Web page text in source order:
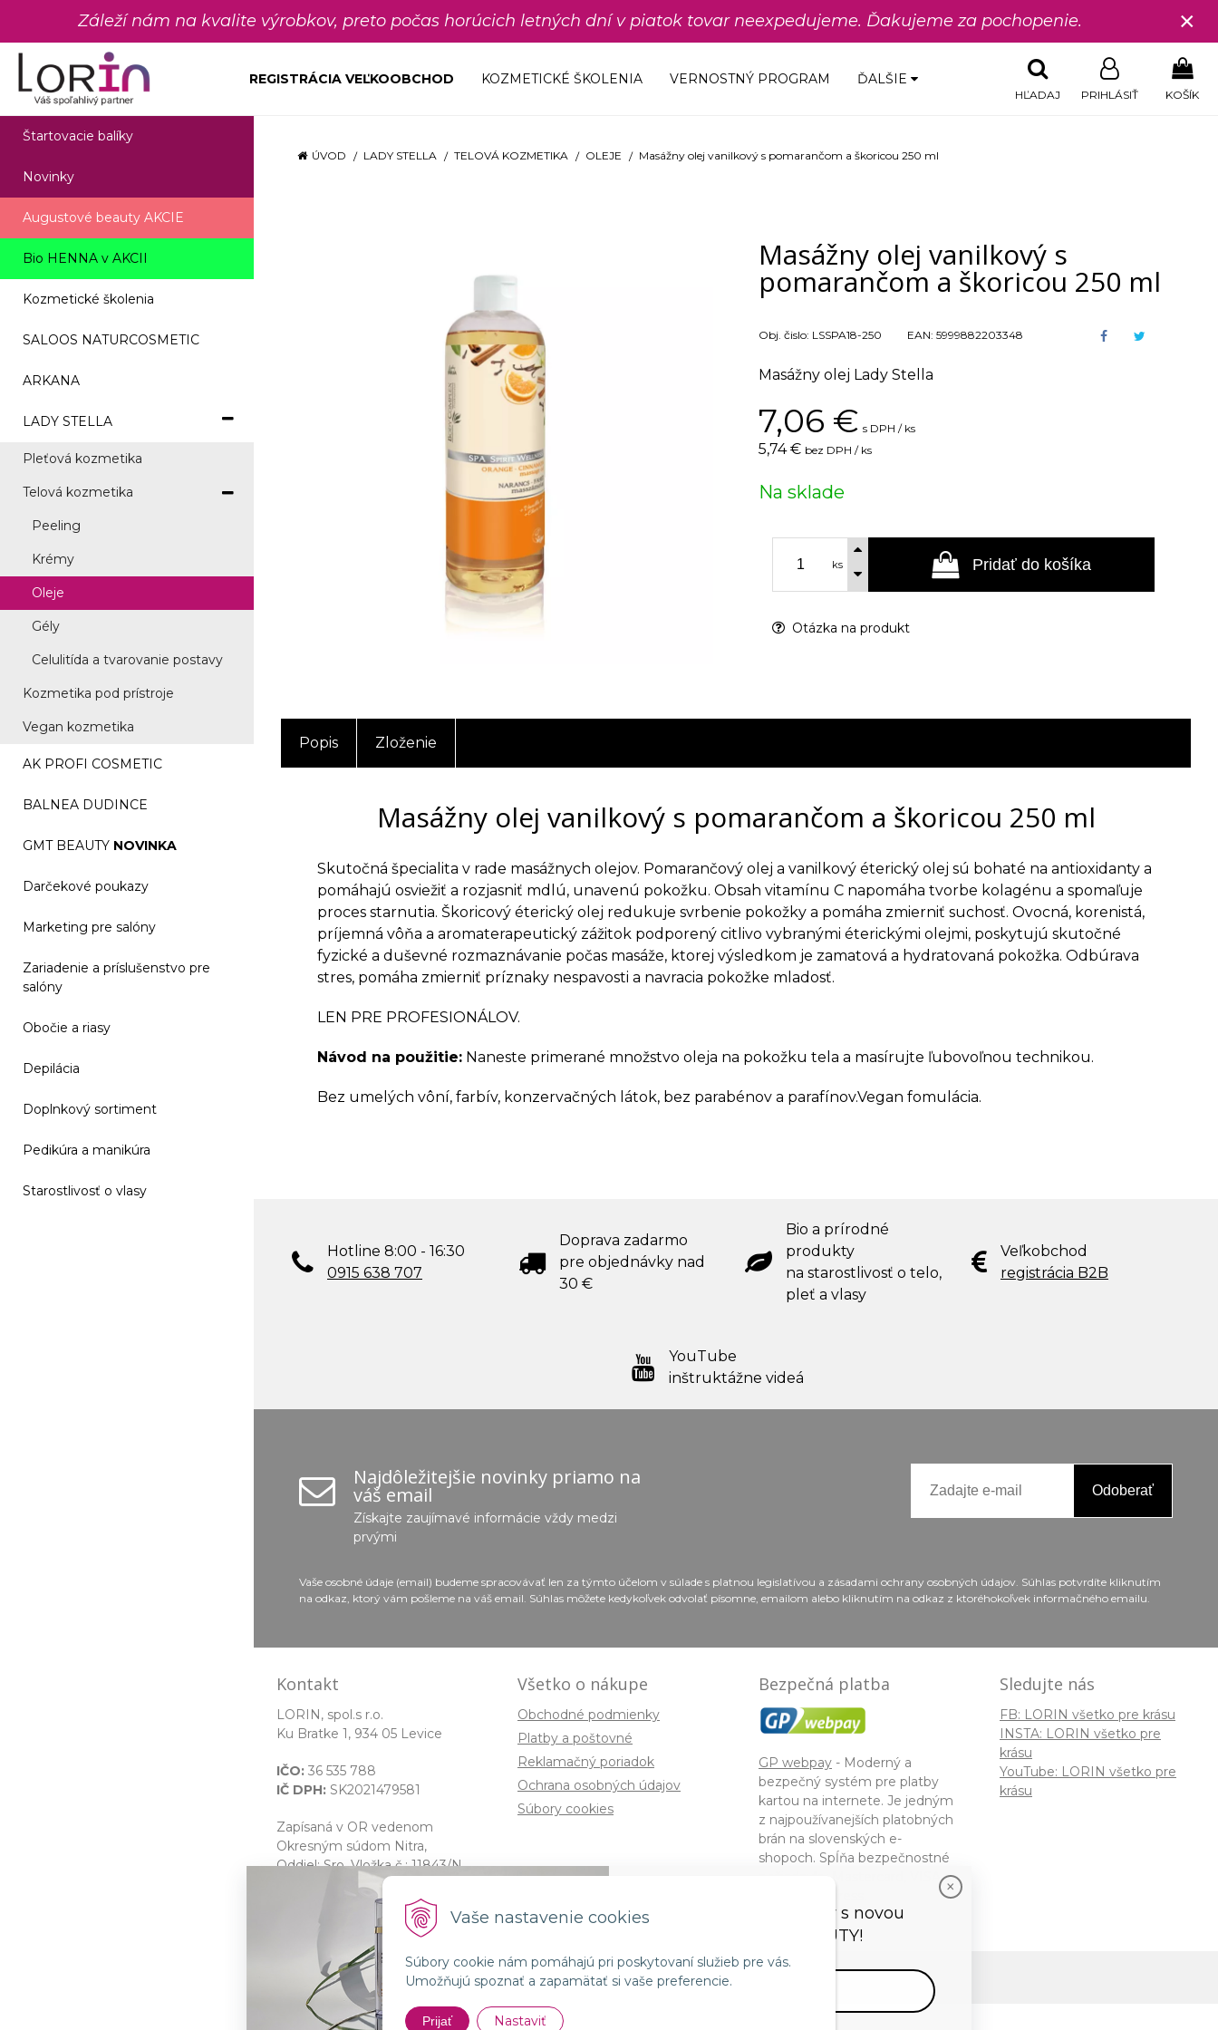
Vaše nastavenie cookies
Súbory cookie nám pomáhajú pri poskytovaní služieb pre vás.
Umožňujú spoznať a zapamätať si vaše preferencie.
Prijať Nastaviť
Záleží nám na kvalite výrobkov, preto počas horúcich letných dní v piatok tovar neexpedujeme. Ďakujeme za pochopenie. ×
REGISTRÁCIA VEĽKOOBCHOD KOZMETICKÉ ŠKOLENIA VERNOSTNÝ PROGRAM ĎALŠIE
KOŠÍK
PRIHLÁSIŤ
HĽADAJ
Štartovacie balíky
Novinky
Augustové beauty AKCIE
Bio HENNA v AKCII
Kozmetické školenia
SALOOS NATURCOSMETIC
ARKANA
LADY STELLA
Pleťová kozmetika
Telová kozmetika
Peeling
Krémy
Oleje
Gély
Celulitída a tvarovanie postavy
Kozmetika pod prístroje
Vegan kozmetika
AK PROFI COSMETIC
BALNEA DUDINCE
GMT BEAUTY NOVINKA
Darčekové poukazy
Marketing pre salóny
Zariadenie a príslušenstvo pre
salóny
Obočie a riasy
Depilácia
Doplnkový sortiment
Pedikúra a manikúra
Starostlivosť o vlasy
ÚVOD LADY STELLA TELOVÁ KOZMETIKA OLEJE Masážny olej vanilkový s pomarančom a škoricou 250 ml
Masážny olej vanilkový s
pomarančom a škoricou 250 ml
Obj. čislo: LSSPA18-250 EAN: 5999882203348
Masážny olej Lady Stella
7,06 € s DPH / ks
5,74 € bez DPH / ks
Na sklade
ks Pridať do košíka
Otázka na produkt
Popis Zloženie
Masážny olej vanilkový s pomarančom a škoricou 250 ml
Skutočná špecialita v rade masážnych olejov. Pomarančový olej a vanilkový éterický olej sú bohaté na antioxidanty a
pomáhajú osviežiť a rozjasniť mdlú, unavenú pokožku. Obsah vitamínu C napomáha tvorbe kolagénu a spomaľuje
proces starnutia. Škoricový éterický olej redukuje svrbenie pokožky a pomáha zmierniť suchosť. Ovocná, korenistá,
príjemná vôňa a aromaterapeutický zážitok podporený citlivo vybranými éterickými olejmi, poskytujú skutočné
fyzické a duševné rozmaznávanie počas masáže, ktorej výsledkom je zamatová a hydratovaná pokožka. Odbúrava
stres, pomáha zmierniť príznaky nespavosti a navracia pokožke mladosť.
LEN PRE PROFESIONÁLOV.
Návod na použitie: Naneste primerané množstvo oleja na pokožku tela a masírujte ľubovoľnou technikou.
Bez umelých vôní, farbív, konzervačných látok, bez parabénov a parafínov.Vegan fomulácia.
Hotline 8:00 - 16:30
0915 638 707
Doprava zadarmo
pre objednávky nad
30 €
Bio a prírodné
produkty
na starostlivosť o telo,
pleť a vlasy
Veľkobchod
registrácia B2B
YouTube
inštruktážne videá
Najdôležitejšie novinky priamo na
váš email
Získajte zaujímavé informácie vždy medzi
prvými
Odoberať
Vaše osobné údaje (email) budeme spracovávať len za týmto účelom v súlade s platnou legislatívou a zásadami ochrany osobných údajov. Súhlas potvrdíte kliknutím
na odkaz, ktorý vám pošleme na váš email. Súhlas môžete kedykoľvek odvolať písomne, emailom alebo kliknutím na odkaz z ktoréhokoľvek informačného emailu.
Kontakt
LORIN, spol.s r.o.
Ku Bratke 1, 934 05 Levice
IČO: 36 535 788
IČ DPH: SK2021479581
Zapísaná v OR vedenom
Okresným súdom Nitra,
Oddiel: Sro, Vložka č.: 11843/N,
Všetko o nákupe
Obchodné podmienky
Platby a poštovné
Reklamačný poriadok
Ochrana osobných údajov
Súbory cookies
Bezpečná platba
GP webpay - Moderný a
bezpečný systém pre platby
kartou na internete. Je jedným
z najpoužívanejších platobných
brán na slovenských e-
shopoch. Spĺňa bezpečnostné
požiadavky Mastercard, VISA a
Sledujte nás
FB: LORIN všetko pre krásu
INSTA: LORIN všetko pre
krásu
YouTube: LORIN všetko pre
krásu
© 2026 lorin •NextShop&e-shop Pohoda Connector NextCom s.r.o.
Spojenie prírody a vedy s novou
kozmetikou GMT BEAUTY!